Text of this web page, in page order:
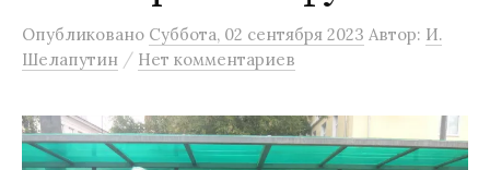
Опубликовано Суббота, 02 сентября 2023 Автор: И.
Шелапутин / Нет комментариев